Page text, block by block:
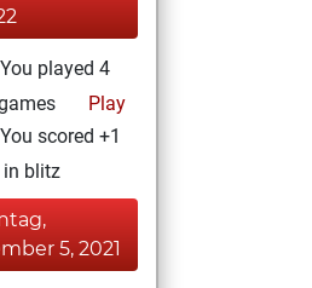
You played 4
Play
You scored +1
in blitz
5, 2021